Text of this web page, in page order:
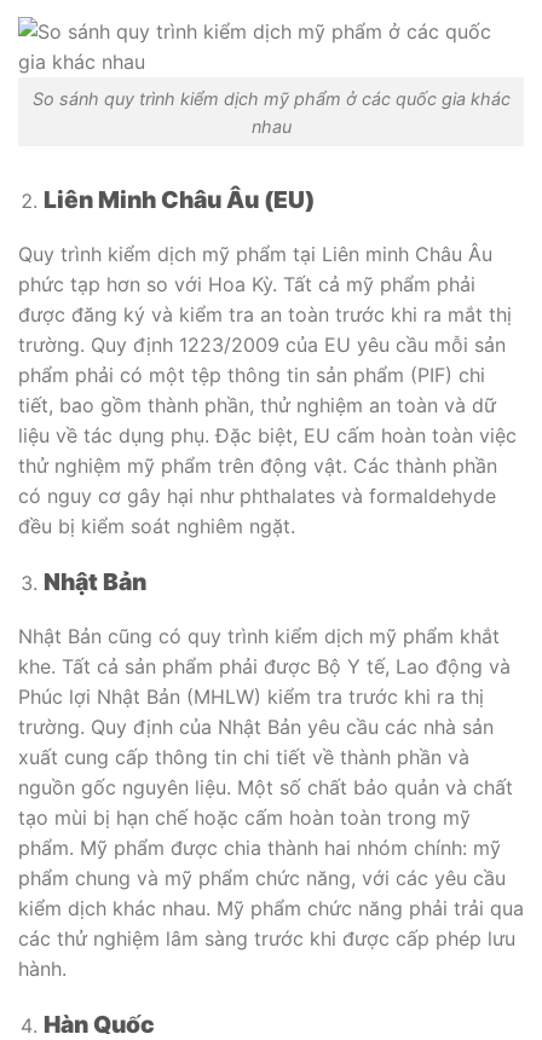
So sánh quy trình kiểm dịch mỹ phẩm ở các quốc gia khác
nhau
Liên Minh Châu Âu (EU)
Quy trình kiểm dịch mỹ phẩm tại Liên minh Châu Âu
phức tạp hơn so với Hoa Kỳ. Tất cả mỹ phẩm phải
được đăng ký và kiểm tra an toàn trước khi ra mắt thị
trường. Quy định 1223/2009 của EU yêu cầu mỗi sản
phẩm phải có một tệp thông tin sản phẩm (PIF) chi
tiết, bao gồm thành phần, thử nghiệm an toàn và dữ
liệu về tác dụng phụ. Đặc biệt, EU cấm hoàn toàn việc
thử nghiệm mỹ phẩm trên động vật. Các thành phần
có nguy cơ gây hại như phthalates và formaldehyde
đều bị kiểm soát nghiêm ngặt.
Nhật Bản
Nhật Bản cũng có quy trình kiểm dịch mỹ phẩm khắt
khe. Tất cả sản phẩm phải được Bộ Y tế, Lao động và
Phúc lợi Nhật Bản (MHLW) kiểm tra trước khi ra thị
trường. Quy định của Nhật Bản yêu cầu các nhà sản
xuất cung cấp thông tin chi tiết về thành phần và
nguồn gốc nguyên liệu. Một số chất bảo quản và chất
tạo mùi bị hạn chế hoặc cấm hoàn toàn trong mỹ
phẩm. Mỹ phẩm được chia thành hai nhóm chính: mỹ
phẩm chung và mỹ phẩm chức năng, với các yêu cầu
kiểm dịch khác nhau. Mỹ phẩm chức năng phải trải qua
các thử nghiệm lâm sàng trước khi được cấp phép lưu
hành.
Hàn Quốc